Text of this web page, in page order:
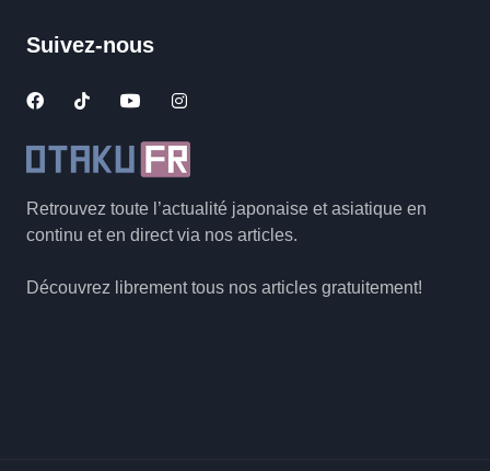
Retrouvez toute l’actualité japonaise et asiatique en
continu et en direct via nos articles.
Découvrez librement tous nos articles gratuitement!
Suivez-nous